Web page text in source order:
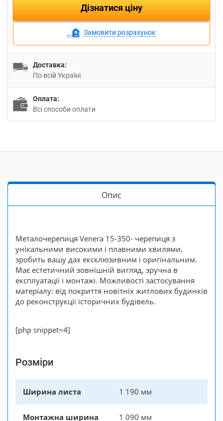
Дізнатися ціну
Замовити розрахунок
Доставка:
По всій Україні.
Оплата:
Всі способи оплати
Опис
Металочерепиця Venera 15-350- черепиця з
унікальними високими і плавними хвилями,
зробить вашу дах ексклюзивним і оригінальним.
Має естетичний зовнішній вигляд, зручна в
експлуатації і монтажі. Можливості застосування
матеріалу: від покриття новітніх житлових будинків
до реконструкції історичних будівель.
[php snippet=4]
Розміри
Ширина листа 1 190 мм
Монтажна ширина 1 090 мм